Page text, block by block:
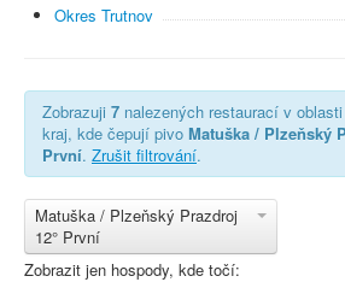
Okres Trutnov
Zobrazuji 7 nalezených restaurací v
kraj, kde čepují pivo Matuška / Plzeňský
První. Zrušit filtrování.
Matuška / Plzeňský Prazdroj
12° První
Zobrazit jen hospody, kde točí: